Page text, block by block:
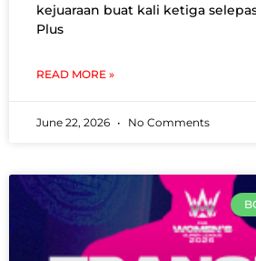
kejuaraan buat kali ketiga
Plus
READ MORE »
June 22, 2026 No Comments